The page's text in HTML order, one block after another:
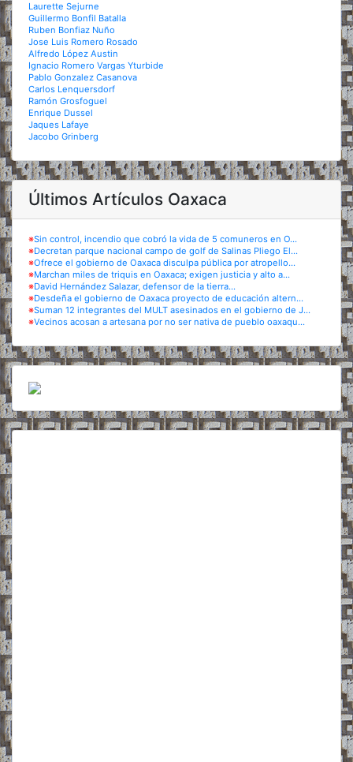
Laurette Sejurne
Guillermo Bonfil Batalla
Ruben Bonfiaz Nuño
Jose Luis Romero Rosado
Alfredo López Austin
Ignacio Romero Vargas Yturbide
Pablo Gonzalez Casanova
Carlos Lenquersdorf
Ramón Grosfoguel
Enrique Dussel
Jaques Lafaye
Jacobo Grinberg
Últimos Artículos Oaxaca
※Sin control, incendio que cobró la vida de 5 comuneros en O...
※Decretan parque nacional campo de golf de Salinas Pliego El...
※Ofrece el gobierno de Oaxaca disculpa pública por atropello...
※Marchan miles de triquis en Oaxaca; exigen justicia y alto a...
※David Hernández Salazar, defensor de la tierra...
※Desdeña el gobierno de Oaxaca proyecto de educación altern...
※Suman 12 integrantes del MULT asesinados en el gobierno de J...
※Vecinos acosan a artesana por no ser nativa de pueblo oaxaqu...